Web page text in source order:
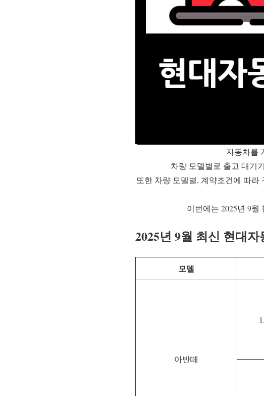
자동차를
차량 모델별로 출고 대기
또한 차량 모델별, 계약조건에 따
이번에는 2025년 9
2025년 9월 최신 현대
모델
아반떼